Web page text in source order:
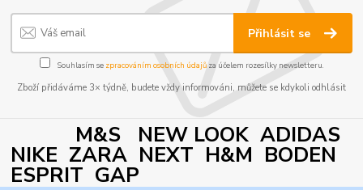
Přihlásit se
Souhlasím se zpracováním osobních údajůza účelem rozesílky newsletteru.
Zboží přidáváme 3× týdně, budete vždy informováni, můžete se kdykoli odhlásit
M&S NEW LOOK ADIDAS
NIKE ZARA NEXT H&M BODEN
ESPRIT GAP